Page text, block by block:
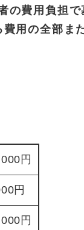
の費用負担
費用の全部ま
円
円
円